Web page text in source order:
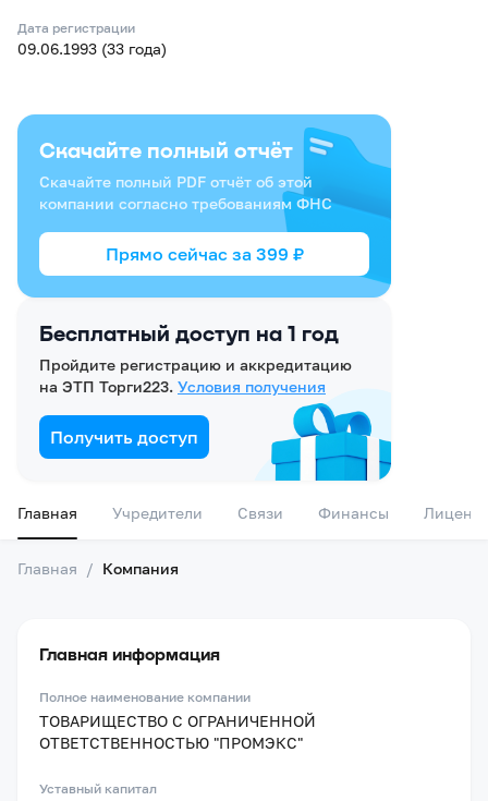
Дата регистрации
09.06.1993 (33 года)
Бесплатный доступ на 1 год
Пройдите регистрацию и аккредитацию
на ЭТП Торги223. Условия получения
Получить доступ
Скачайте полный отчёт
Скачайте полный PDF отчёт об этой
компании согласно требованиям ФНС
Прямо сейчас за 399 ₽
Главная Учредители Связи Финансы
Главная / Компания
Главная информация
Полное наименование компании
ТОВАРИЩЕСТВО С ОГРАНИЧЕННОЙ
ОТВЕТСТВЕННОСТЬЮ "ПРОМЭКС"
Уставный капитал